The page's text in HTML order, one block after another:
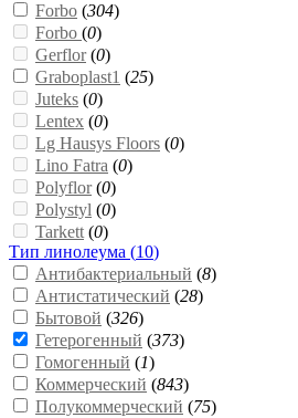
Forbo (304)
Forbo (0)
Gerflor(0)
Graboplast1 (25)
Juteks (0)
Lentex (0)
Lg Hausys Floors (0)
Lino Fatra (0)
Polyflor(0)
Polystyl (0)
Tarkett (0)
Тип линолеума (10)
Антибактериальный (8)
Антистатический (28)
Бытовой (326)
Гетерогенный (373)
Гомогенный (1)
Коммерческий (843)
Полукоммерческий (75)